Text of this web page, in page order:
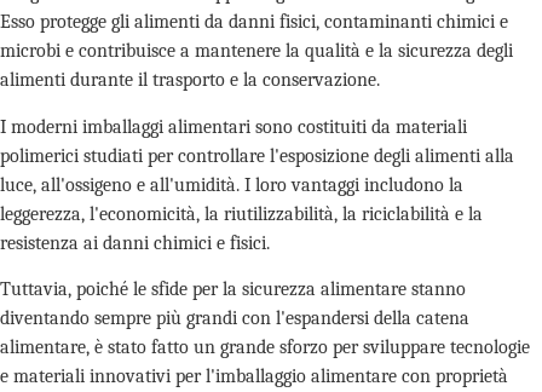
Esso protegge gli alimenti da danni fisici, contaminanti chimici e
microbi e contribuisce a mantenere la qualità e la sicurezza degli
alimenti durante il trasporto e la conservazione.
I moderni imballaggi alimentari sono costituiti da materiali
polimerici studiati per controllare l'esposizione degli alimenti alla
luce, all'ossigeno e all'umidità. I loro vantaggi includono la
leggerezza, l'economicità, la riutilizzabilità, la riciclabilità e la
resistenza ai danni chimici e fisici.
Tuttavia, poiché le sfide per la sicurezza alimentare stanno
diventando sempre più grandi con l'espandersi della catena
alimentare, è stato fatto un grande sforzo per sviluppare tecnologie
e materiali innovativi per l'imballaggio alimentare con proprietà